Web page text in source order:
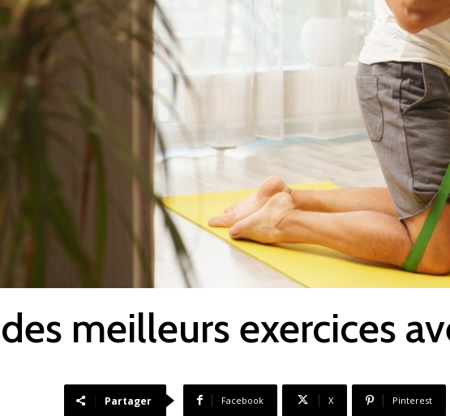
meilleurs exercices
Partager Facebook X Pinterest